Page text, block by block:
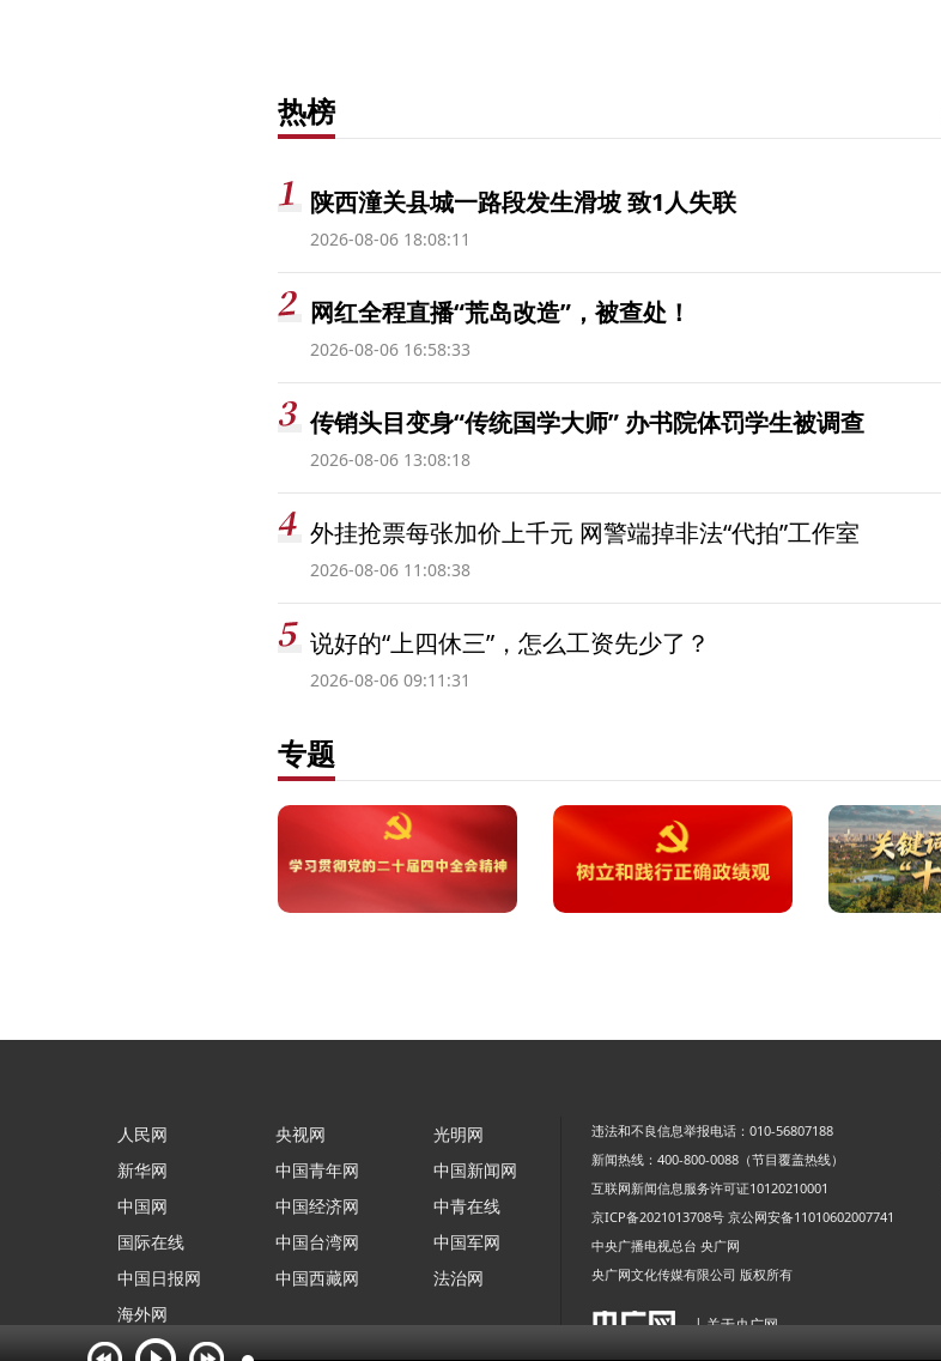
热榜
陕西潼关县城一路段发生滑坡 致1人失联
2026-08-06 18:08:11
网红全程直播“荒岛改造”，被查处！
2026-08-06 16:58:33
传销头目变身“传统国学大师” 办书院体罚学生被调查
2026-08-06 13:08:18
外挂抢票每张加价上千元 网警端掉非法“代拍”工作室
2026-08-06 11:08:38
说好的“上四休三”，怎么工资先少了？
2026-08-06 09:11:31
专题
人民网
新华网
中国网
国际在线
中国日报网
海外网
央视网
中国青年网
中国经济网
中国台湾网
中国西藏网
光明网
中国新闻网
中青在线
中国军网
法治网
违法和不良信息举报电话：010-56807188
新闻热线：400-800-0088（节目覆盖热线）
互联网新闻信息服务许可证10120210001
京ICP备2021013708号 京公网安备11010602007741
中央广播电视总台 央广网
央广网文化传媒有限公司 版权所有
| 关于央广网